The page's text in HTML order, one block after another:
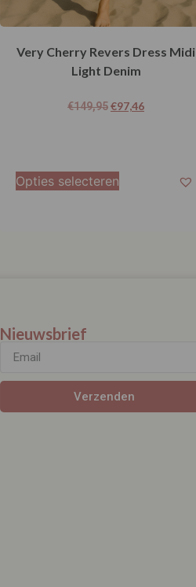
Very Cherry Revers Dress Midi
Light Denim
€149,95€97,46
Opties selecteren
Nieuwsbrief
Verzenden